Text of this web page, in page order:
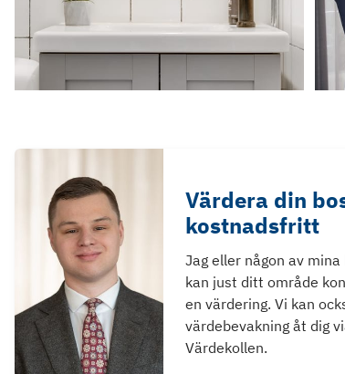
Värdera din
kostnadsfritt
Jag eller någon av
kan just ditt område
en värdering. Vi kan
värdebevakning åt dig
Värdekollen.